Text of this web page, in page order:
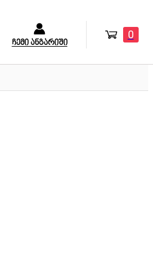
ჩემი ანგარიში
0